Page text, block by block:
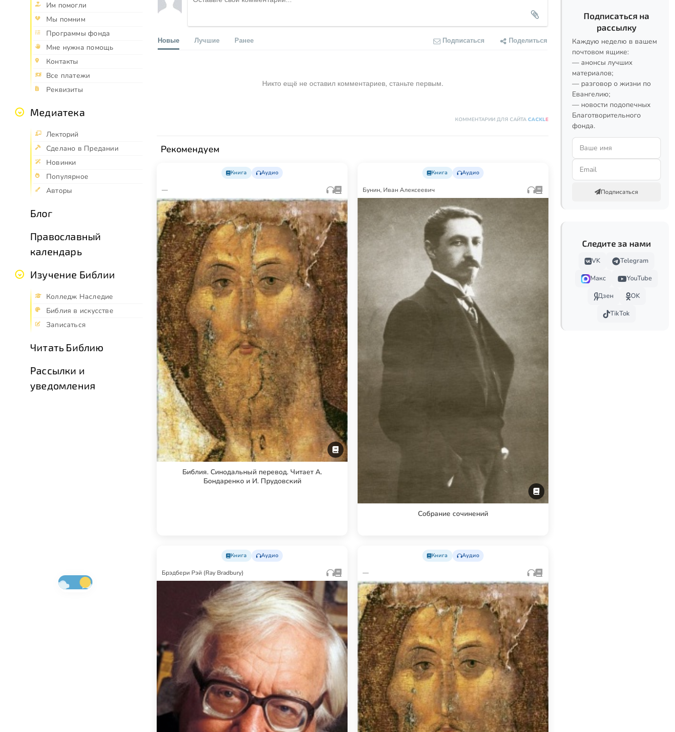
Им помогли
Мы помним
Программы фонда
Мне нужна помощь
Контакты
Все платежи
Реквизиты
Медиатека
Лекторий
Сделано в Предании
Новинки
Популярное
Авторы
Блог
Православный
календарь
Изучение Библии
Колледж Наследие
Библия в искусстве
Записаться
Читать Библию
Рассылки и
уведомления
Новые Лучшие Ранее Подписаться Поделиться
Никто ещё не оставил комментариев, станьте первым.
КОММЕНТАРИИ ДЛЯ САЙТА CACKLE
Рекомендуем
Книга Аудио
—
Библия. Синодальный перевод. Читает А.
Бондаренко и И. Прудовский
Книга Аудио
Бунин, Иван Алексеевич
Собрание сочинений
Книга Аудио
Брэдбери Рэй (Ray Bradbury)
Книга Аудио
—
Подписаться на
рассылку
Каждую неделю в вашем
почтовом ящике:
— анонсы лучших
материалов;
— разговор о жизни по
Евангелию;
— новости подопечных
Благотворительного
фонда.
Подписаться
Следите за нами
VK
Telegram
Макс
YouTube
Дзен
OK
TikTok